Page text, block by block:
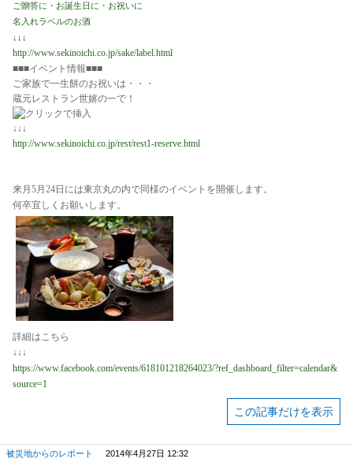
ご贈答に・お誕生日に・お祝いに
名入れラベルのお酒
↓↓↓
http://www.sekinoichi.co.jp/sake/label.html
■■■イベント情報■■■
ご家族で一生餅のお祝いは・・・
蔵元レストラン世嬉の一で！
↓↓↓
http://www.sekinoichi.co.jp/rest/rest1-reserve.html
来月5月24日には東京丸の内で同様のイベントを開催します。
何卒宜しくお願いします。
詳細はこちら
↓↓↓
https://www.facebook.com/events/618101218264023/?ref_dashboard_filter=calendar&
source=1
この記事だけを表示
被災地からのレポート 2014年4月27日 12:32